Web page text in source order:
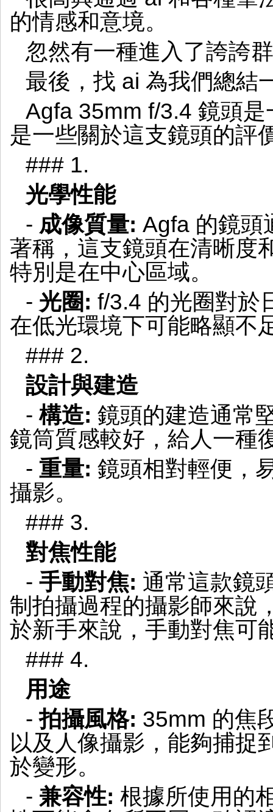
的情感和意境。
忽然有一種進入了誇誇
最後，找 ai 為我們總結
Agfa 35mm f/3.4 鏡頭
是一些關於這支鏡頭的評
### 1.
光學性能
- 成像質量: Agfa 的鏡頭
著稱，這支鏡頭在清晰度
特別是在中心區域。
- 光圈: f/3.4 的光圈對於
在低光環境下可能略顯不
### 2.
設計與建造
- 構造: 鏡頭的建造通常
鏡筒質感較好，給人一種
- 重量: 鏡頭相對輕便，
攝影。
### 3.
對焦性能
- 手動對焦: 通常這款鏡
制拍攝過程的攝影師來說
於新手來說，手動對焦可
### 4.
用途
- 拍攝風格: 35mm 的焦
以及人像攝影，能夠捕捉
於變形。
- 兼容性: 根據所使用的